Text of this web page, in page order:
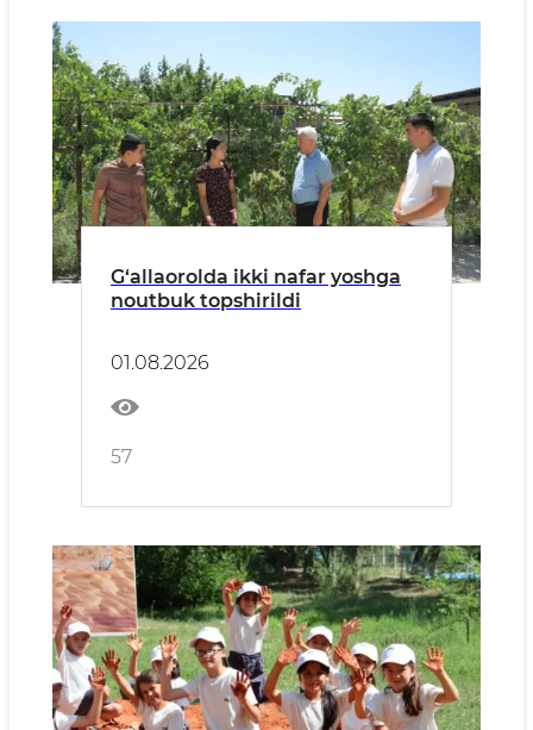
G‘allaorolda ikki nafar yoshga
noutbuk topshirildi
01.08.2026
57